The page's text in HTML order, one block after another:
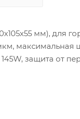
мм), для
защита от